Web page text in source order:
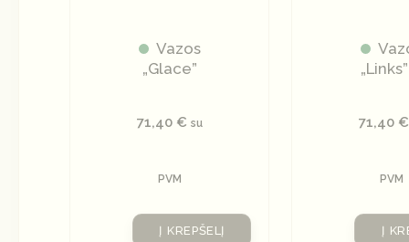
Vazos
„Glace”
71,40 € su
PVM
Į KREPŠELĮ
71,40 €
PVM
Į